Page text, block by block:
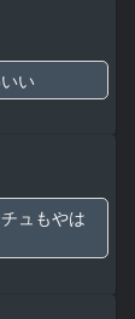
い
ュもやは